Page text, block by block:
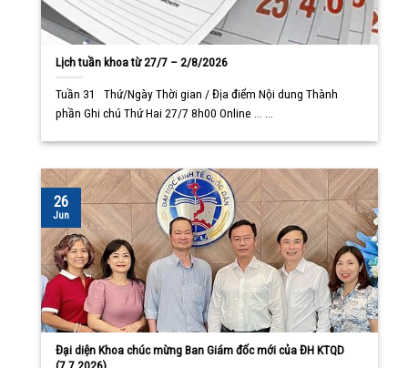
Lịch tuần khoa từ 27/7 – 2/8/2026
Tuần 31 Thứ/Ngày Thời gian / Địa điểm Nội dung Thành
phần Ghi chú Thứ Hai 27/7 8h00 Online ... ...
Đại diện Khoa chúc mừng Ban Giám đốc mới của ĐH KTQD
26
Jun